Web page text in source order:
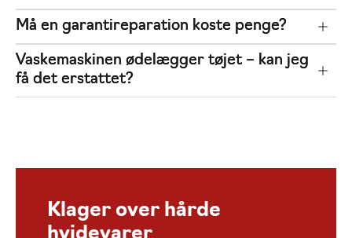
Må en garantireparation koste penge?
Vaskemaskinen ødelægger tøjet – kan jeg
få det erstattet?
Klager over hårde
hvidevarer